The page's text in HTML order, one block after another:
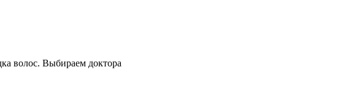
волос. Выбираем доктора